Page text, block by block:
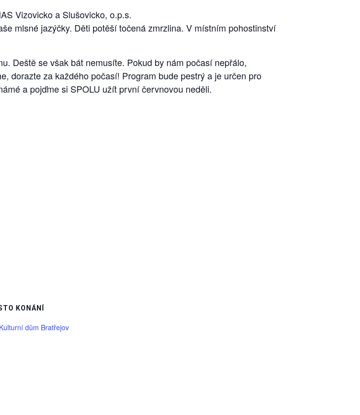
Vizovicko a Slušovicko, o.p.s.
mlsné jazýčky. Děti potěší točená zmrzlina. V místním pohostinství
Deště se však bát nemusíte. Pokud by nám počasí nepřálo,
dorazte za každého počasí! Program bude pestrý a je určen pro
a pojďme si SPOLU užít první červnovou neděli.
KONÁNÍ
Kulturní dům Bratřejov